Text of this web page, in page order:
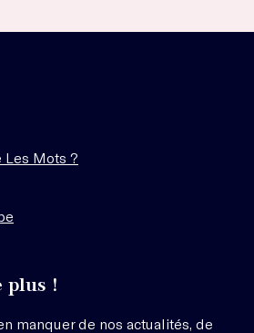
Les Mots ?
plus !
manquer de nos actualités, de